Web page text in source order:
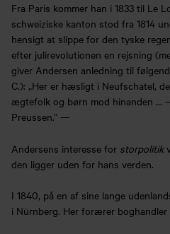
Fra Paris kommer han i 1833 til Le
schweiziske kanton stod fra 1814
hensigt at slippe for den tyske
efter julirevolutionen en rejsning
giver Andersen anledning til
C.): „Her er hæsligt i Neufschatel,
ægtefolk og børn mod hinanden …
Preussen.” —
Andersens interesse for storpolitik
den ligger uden for hans verden.
I 1840, på en af sine lange
i Nürnberg. Her forærer boghandler